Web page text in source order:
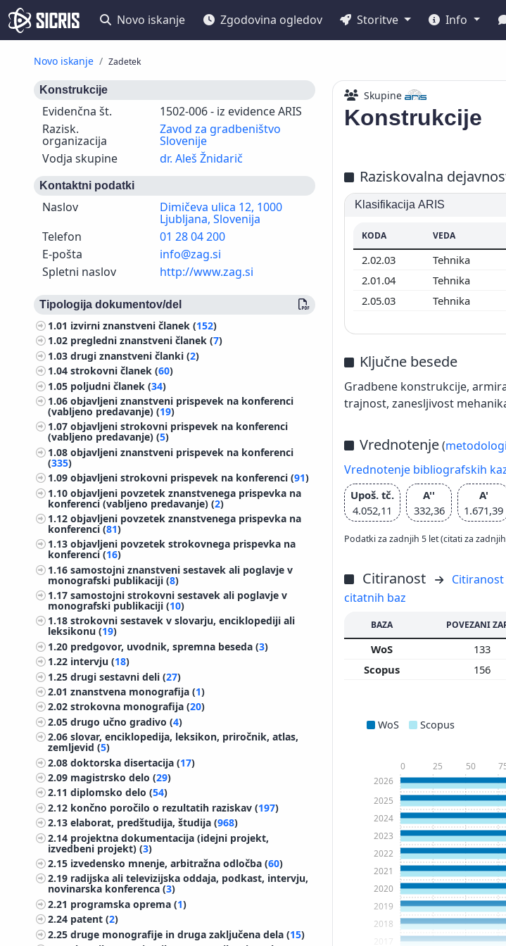
Novo iskanje Zgodovina ogledov Storitve Info
Novo iskanje Zadetek
Konstrukcije
Evidenčna št.
1502-006 - iz evidence ARIS
Razisk.
organizacija
Zavod za gradbeništvo
Slovenije
Vodja skupine
dr. Aleš Žnidarič
Kontaktni podatki
Naslov Dimičeva ulica 12, 1000
Ljubljana, Slovenija
Telefon
01 28 04 200
E-pošta
info@zag.si
Spletni naslov
http://www.zag.si
Tipologija dokumentov/del
1.01 izvirni znanstveni članek (152)
1.02 pregledni znanstveni članek (7)
1.03drugi znanstveni članki (2)
1.04strokovni članek (60)
1.05 poljudni članek (34)
1.06objavljeni znanstveni prispevek na konferenci
(vabljeno predavanje) (19)
1.07objavljeni strokovni prispevek na konferenci
(vabljeno predavanje) (5)
1.08objavljeni znanstveni prispevek na konferenci
(335)
1.09objavljeni strokovni prispevek na konferenci (91)
1.10objavljeni povzetek znanstvenega prispevka na
konferenci (vabljeno predavanje) (2)
1.12objavljeni povzetek znanstvenega prispevka na
konferenci (81)
1.13objavljeni povzetek strokovnega prispevka na
konferenci (16)
1.16samostojni znanstveni sestavek ali poglavje v
monografski publikaciji (8)
1.17samostojni strokovni sestavek ali poglavje v
monografski publikaciji (10)
1.18strokovni sestavek v slovarju, enciklopediji ali
leksikonu (19)
1.20 predgovor, uvodnik, spremna beseda (3)
1.22 intervju (18)
1.25drugi sestavni deli (27)
2.01znanstvena monografija (1)
2.02strokovna monografija (20)
2.05drugo učno gradivo (4)
2.06slovar, enciklopedija, leksikon, priročnik, atlas,
zemljevid (5)
2.08doktorska disertacija (17)
2.09 magistrsko delo (29)
2.11diplomsko delo (54)
2.12 končno poročilo o rezultatih raziskav (197)
2.13elaborat, predštudija, študija (968)
2.14 projektna dokumentacija (idejni projekt,
izvedbeni projekt) (3)
2.15 izvedensko mnenje, arbitražna odločba (60)
2.19 radijska ali televizijska oddaja, podkast, intervju,
novinarska konferenca (3)
2.21 programska oprema (1)
2.24 patent (2)
2.25druge monografije in druga zaključena dela (15)
Skupine
Konstrukcije
Raziskovalna
Klasifikacija ARIS
KODA VEDA
2.02.03 Tehnika
2.01.04
Tehnika
2.05.03
Tehnika
Ključne besede
Gradbene konstrukcije,
trajnost, zanesljivost
Vrednotenje(
Vrednotenje bibliografskih
Upoš. tč.
4.052,11
A''
332,36
A'
1.671,39
Podatki za zadnjih 5 let (citati za
Citiranost
Citiranost
citatnih baz
BAZA POVEZANI
WoS 133
Scopus
156
WoS Scopus
2017
2018
2019
2020
2021
2022
2023
2024
2025
2026
0 25 50